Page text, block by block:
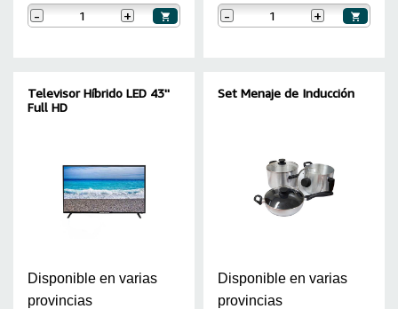
- + - +
Televisor Híbrido LED 43''
Full HD
Disponible en varias
provincias
Set Menaje de Inducción
Disponible en varias
provincias